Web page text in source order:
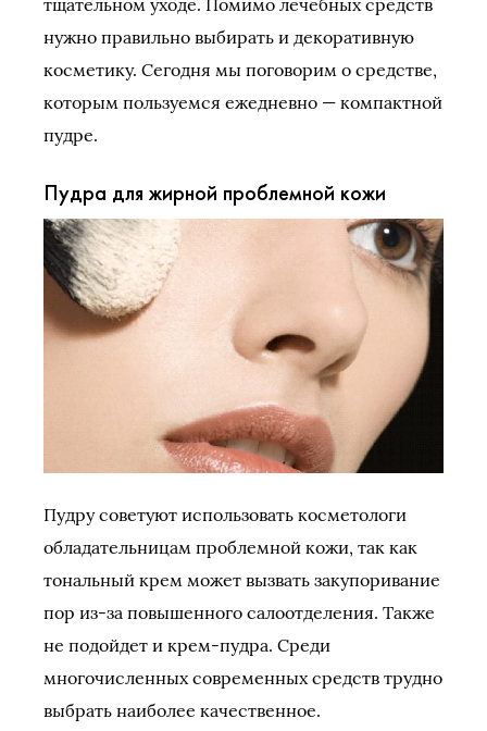
нужно правильно выбирать и декоративную
косметику. Сегодня мы поговорим о средстве,
которым пользуемся ежедневно — компактной
пудре.
Пудра для жирной проблемной кожи
Пудру советуют использовать косметологи
обладательницам проблемной кожи, так как
тональный крем может вызвать закупоривание
пор из-за повышенного салоотделения. Также
не подойдет и крем-пудра. Среди
многочисленных современных средств трудно
выбрать наиболее качественное.